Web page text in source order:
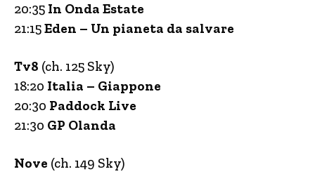
20:35 In Onda Estate
21:15Eden – Un pianeta da salvare
Tv8 (ch. 125 Sky)
18:20 Italia – Giappone
20:30 Paddock Live
21:30 GP Olanda
Nove (ch. 149 Sky)